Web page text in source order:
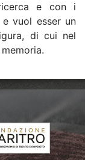
e con i
vuol esser un
di cui nel